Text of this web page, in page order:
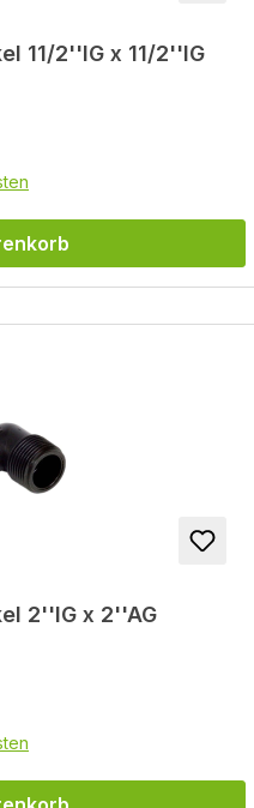
11/2''IG x 11/2''IG
2''IG x 2''AG